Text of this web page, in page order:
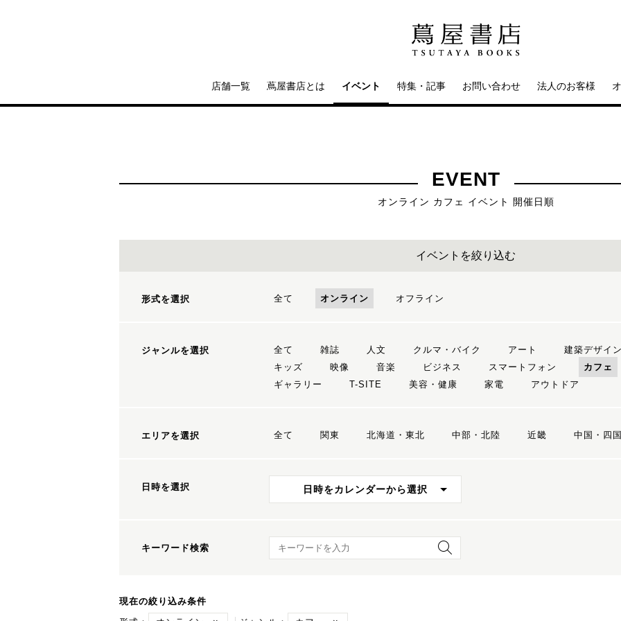
店舗一覧 蔦屋書店とは イベント 特集・記事 お問い合わせ 法人のお客様
EVENT
オンライン カフェ イベント 開催日順
イベントを絞り込む
形式を選択 全て オンライン オフライン
ジャンルを選択 全て 雑誌 人文 クルマ・バイク アート 建築デザイン
キッズ
映像 音楽 ビジネス スマートフォン カフェ
ギャラリー
T-SITE 美容・健康 家電 アウトドア
エリアを選択 全て 関東 北海道・東北 中部・北陸 近畿 中国・四国
日時を選択 日時をカレンダーから選択
キーワード検索 キーワード検索
現在の絞り込み条件